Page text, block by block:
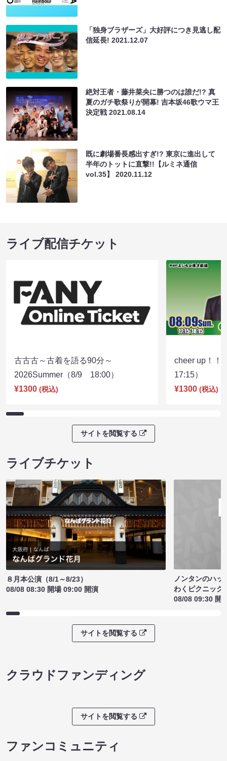
「独身ブラザーズ」大好評につき見逃し配
信延長!2021.12.07
絶対王者・藤井菜央に勝つのは誰だ!? 真
夏のガチ歌祭りが開幕! 吉本坂46歌ウマ王
決定戦2021.08.14
既に劇場番長感出すぎ!? 東京に進出して
半年のトットに直撃!!【ルミネ通信
vol.35】2020.11.12
ライブ配信チケット
古古古～古着を語る90分～
2026Summer（8/9 18:00）
¥1300 (税込)
cheer up！
17:15）
¥1300 (税込)
サイトを閲覧する
ライブチケット
８月本公演（8/1～8/23）
08/08 08:30 開場 09:00 開演
ノンタンのハッ
わくピクニック
08/08 09:30 開
サイトを閲覧する
クラウドファンディング
サイトを閲覧する
ファンコミュニティ